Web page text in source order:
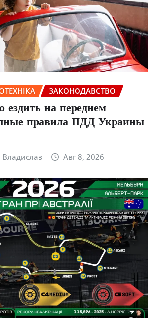
ЗАКОНОДАВСТВО
ездить на переднем
правила ПДД Украины
Авг 8, 2026